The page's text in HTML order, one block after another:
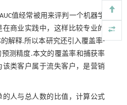
值经常被用来评判一个机器学
商业实践中，这样比较专业的
解释.所以本研究还引入覆盖率-
测精度.本文的覆盖率和捕获率
类客户属于流失客户，是营销
人与总人数的比值，计算公式